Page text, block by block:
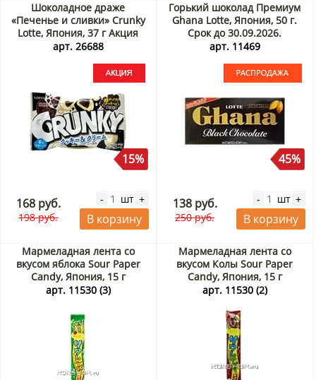
Шоколадное драже
«Печенье и сливки» Crunky
Lotte, Япония, 37 г Акция
арт. 26688
15%
168 руб.
198 руб.
- шт +
В корзину
Горький шоколад Премиум
Ghana Lotte, Япония, 50 г.
Срок до 30.09.2026.
Распродажа
арт. 11469
45%
138 руб.
250 руб.
- шт +
В корзину
Мармеладная лента со
вкусом яблока Sour Paper
Candy, Япония, 15 г
арт. 11530 (3)
Мармеладная лента со
вкусом Колы Sour Paper
Candy, Япония, 15 г
арт. 11530 (2)